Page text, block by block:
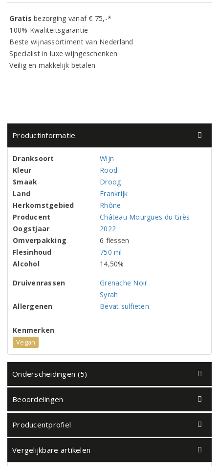
Gratisbezorging vanaf € 75,-*
100% Kwaliteitsgarantie
Beste wijnassortiment van Nederland
Specialist in luxe wijngeschenken
Veilig en makkelijk betalen
Productinformatie
Dranksoort
Wijn
Kleur
Rood
Smaak
Droog
Land
Frankrijk
Herkomstgebied
Rhône
Producent
Château Mourgues du Grès
Oogstjaar
2022
Omverpakking
6 flessen
Flesinhoud
750 ml
Alcohol
14,50%
Druivenrassen
Grenache Noir
Syrah
Allergenen
Bevat sulfieten
Kenmerken
Vegan
Onderscheidingen (5)
Beoordelingen
Producentprofiel
Vergelijkbare artikelen